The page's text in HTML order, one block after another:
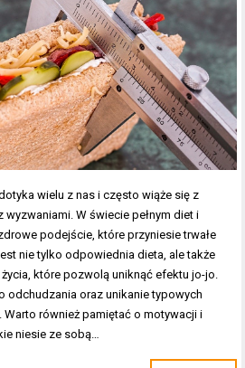
wielu z nas i często wiąże się z
W świecie pełnym diet i
podejście, które przyniesie trwałe
nie tylko odpowiednia dieta, ale także
które pozwolą uniknąć efektu jo-jo.
odchudzania oraz unikanie typowych
Warto również pamiętać o motywacji i
niesie ze sobą…